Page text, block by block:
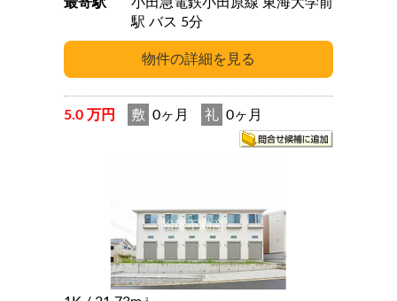
駅 バス 5分
5.0 万円 敷 0ヶ月 礼 0ヶ月
2